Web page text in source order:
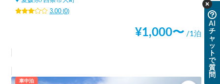
3.00(0)
¥1,000〜 /1泊
車中泊
AI
チ
ャ
ッ
ト
で
質
問